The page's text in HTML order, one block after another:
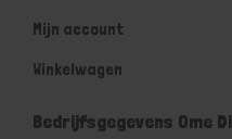
Mijn account
Winkelwagen
Bedrijfsgegevens Ome